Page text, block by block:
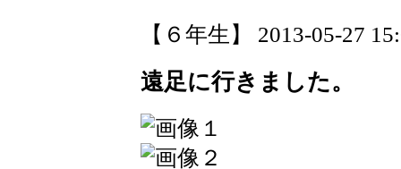
【６年生】 2013-05-27
遠足に行きました。